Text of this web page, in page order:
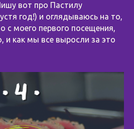
вот про Пастилу
год!) и оглядываюсь на то,
с моего первого посещения,
и как мы все выросли за это